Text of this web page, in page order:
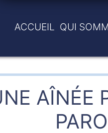
ACCUEIL QUI
AÎNÉE